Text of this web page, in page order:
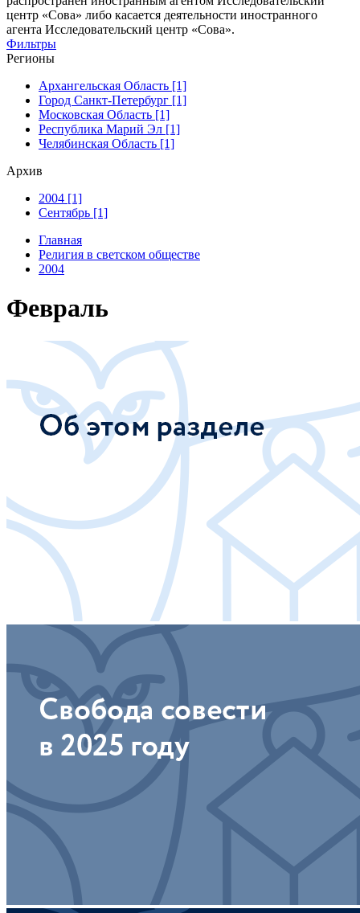
центр «Сова» либо касается деятельности иностранного
агента Исследовательский центр «Сова».
Фильтры
Регионы
Архангельская Область [1]
Город Санкт-Петербург [1]
Московская Область [1]
Республика Марий Эл [1]
Челябинская Область [1]
Архив
2004 [1]
Сентябрь [1]
Главная
Религия в светском обществе
2004
Февраль